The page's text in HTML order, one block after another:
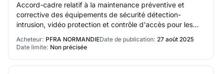
Accord-cadre relatif à la maintenance préventive et
corrective des équipements de sécurité détection-
intrusion, vidéo protection et contrôle d'accès pour les
Acheteur: PFRA NORMANDIEDate de publication: 27 août 2025
Date limite: Non précisée